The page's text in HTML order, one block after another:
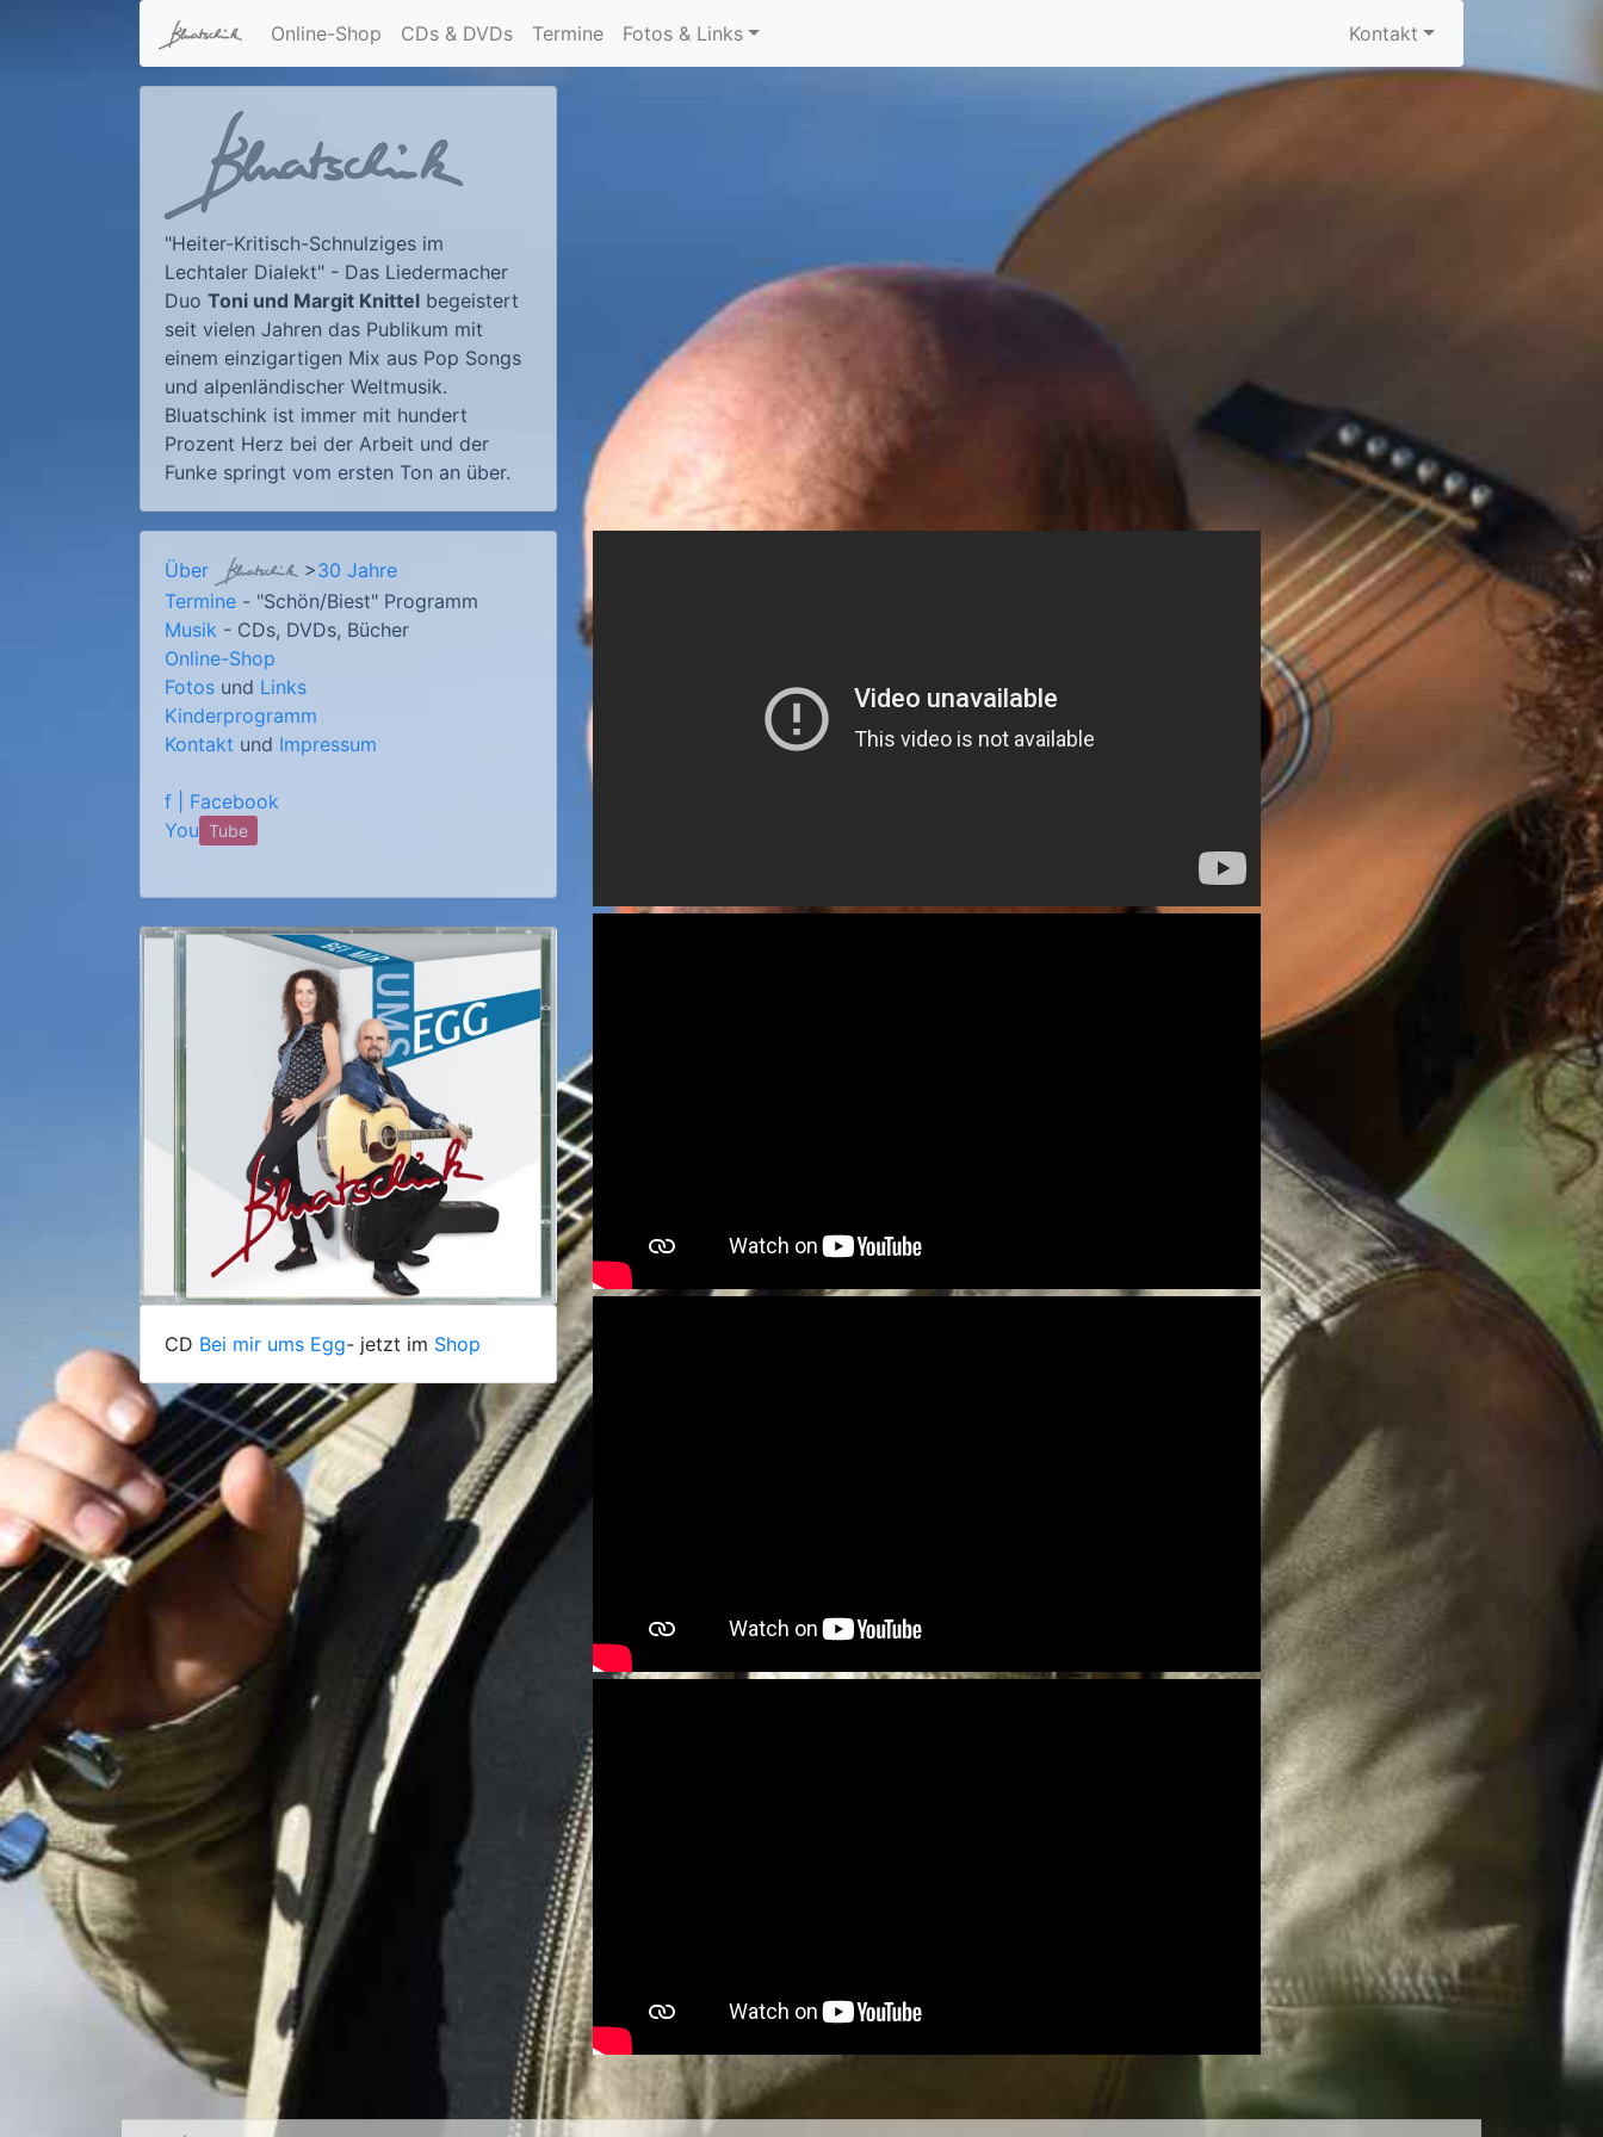
Online-Shop CDs & DVDs Termine Fotos & Links Kontakt
"Heiter-Kritisch-Schnulziges im
Lechtaler Dialekt" - Das Liedermacher
Duo Toni und Margit Knittel begeistert
seit vielen Jahren das Publikum mit
einem einzigartigen Mix aus Pop Songs
und alpenländischer Weltmusik.
Bluatschink ist immer mit hundert
Prozent Herz bei der Arbeit und der
Funke springt vom ersten Ton an über.
Über >30 Jahre
Termine - "Schön/Biest" Programm
Musik - CDs, DVDs, Bücher
Online-Shop
Fotos und Links
Kinderprogramm
Kontakt und Impressum
f | Facebook
You Tube
CD Bei mir ums Egg- jetzt im Shop